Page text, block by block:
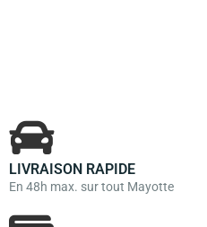
LIVRAISON RAPIDE
En 48h max. sur tout Mayotte